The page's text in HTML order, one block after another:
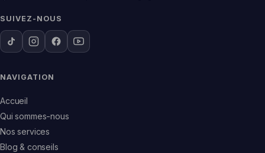
SUIVEZ-NOUS
NAVIGATION
Accueil
Qui sommes-nous
Nos services
Blog & conseils